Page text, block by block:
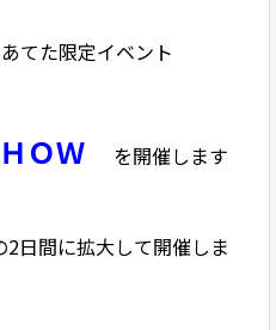
てた限定イベント
ＯＷ を開催します
日間に拡大して開催しま